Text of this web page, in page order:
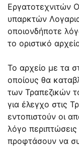
Εργατοτεχνιτών
υπαρκτών
οποιονδήποτε
το οριστικό
Το αρχείο με τα
οποίους θα
των Τραπεζικών
για έλεγχο στις
εντοπιστούν οι
λόγο περιπτώσεις
προφτάσουν να